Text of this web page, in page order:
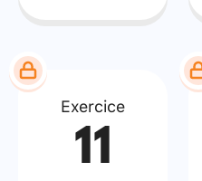
Exercice
11